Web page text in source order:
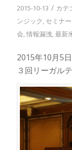
2015-10-13 / カテ
ンジック, セミナー
会,情報漏洩,最新
2015年10月5
３回リーガル